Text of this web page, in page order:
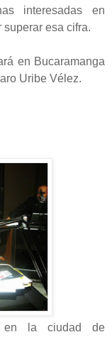
interesadas en
esa cifra.
en Bucaramanga
Uribe Vélez.
en la ciudad de